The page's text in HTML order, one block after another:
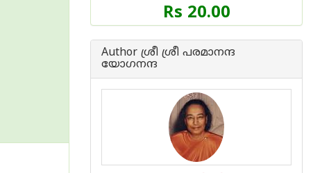
Price
of
Book
Rs 20.00
Author ശ്രീ ശ്രീ പരമാനന്ദ
യോഗനന്ദ